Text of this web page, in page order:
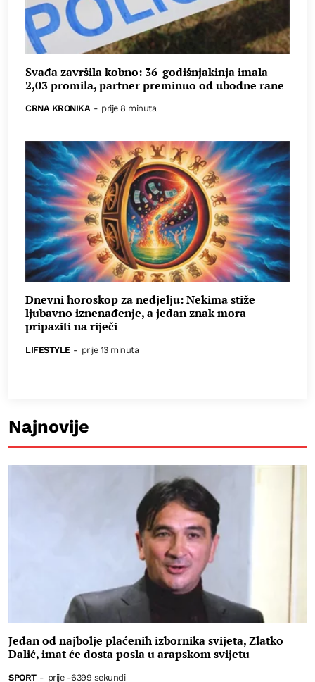
Svađa završila kobno: 36-godišnjakinja imala
2,03 promila, partner preminuo od ubodne rane
CRNA KRONIKA - prije 8 minuta
Dnevni horoskop za nedjelju: Nekima stiže
ljubavno iznenađenje, a jedan znak mora
pripaziti na riječi
LIFESTYLE - prije 13 minuta
Najnovije
Jedan od najbolje plaćenih izbornika svijeta, Zlatko
Dalić, imat će dosta posla u arapskom svijetu
SPORT - prije -6399 sekundi